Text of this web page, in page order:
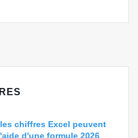
chiffres Excel peuvent
d'une formule 2026